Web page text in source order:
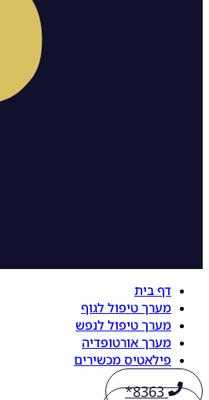
דף בית
מערך טיפול לגוף
מערך טיפול לנפש
מערך אורטופדיה
פילאטיס מכשירים
8363*